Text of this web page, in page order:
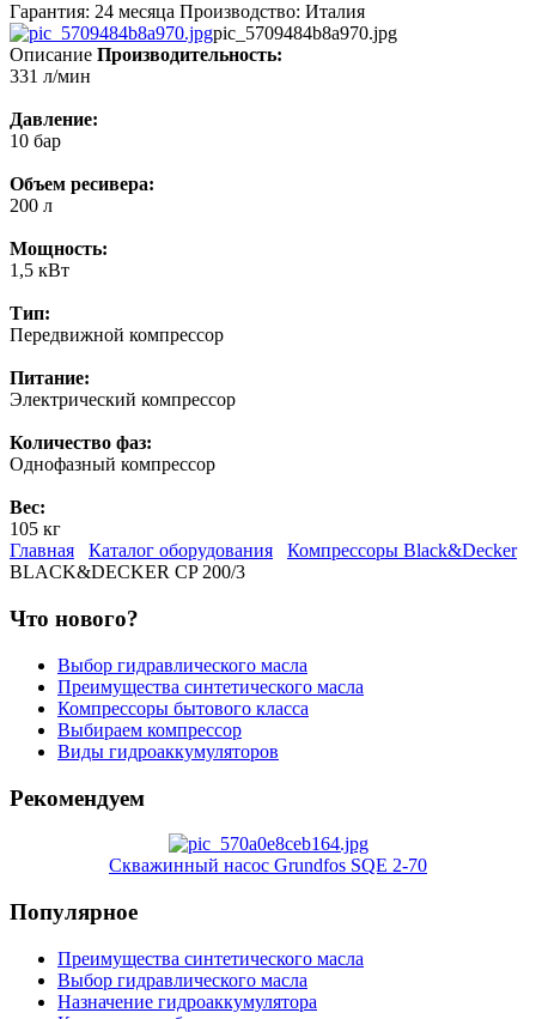
Гарантия: 24 месяца Производство: Италия
pic_5709484b8a970.jpg
Описание Производительность:
331 л/мин
Давление:
10 бар
Объем ресивера:
200 л
Мощность:
1,5 кВт
Тип:
Передвижной компрессор
Питание:
Электрический компрессор
Количество фаз:
Однофазный компрессор
Вес:
105 кг
Главная
Каталог оборудования
Компрессоры Black&Decker
BLACK&DECKER CP 200/3
Что нового?
Выбор гидравлического масла
Преимущества синтетического масла
Компрессоры бытового класса
Выбираем компрессор
Виды гидроаккумуляторов
Рекомендуем
Скважинный насос Grundfos SQE 2-70
Популярное
Преимущества синтетического масла
Выбор гидравлического масла
Назначение гидроаккумулятора